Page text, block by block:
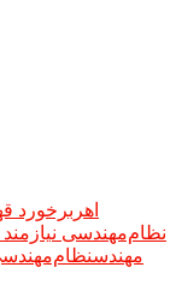
اهر برخورد
نظام‌مهندسی
مهندس